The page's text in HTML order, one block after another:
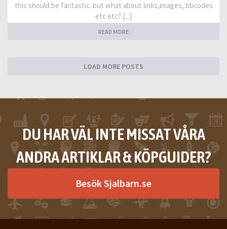
this should be fantastic. but what about links,images, bbcodes
etc etc? [...]
READ MORE
LOAD MORE POSTS
DU HAR VÄL INTE MISSAT VÅRA
ANDRA ARTIKLAR & KÖPGUIDER?
Besök Sjalbarn.se